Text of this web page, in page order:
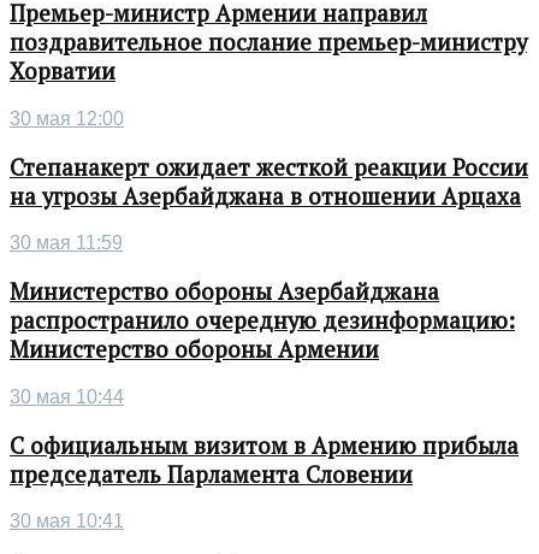
Премьер-министр Армении направил
поздравительное послание премьер-министру
Хорватии
30 мая 12:00
Степанакерт ожидает жесткой реакции России
на угрозы Азербайджана в отношении Арцаха
30 мая 11:59
Министерство обороны Азербайджана
распространило очередную дезинформацию:
Министерство обороны Армении
30 мая 10:44
С официальным визитом в Армению прибыла
председатель Парламента Словении
30 мая 10:41